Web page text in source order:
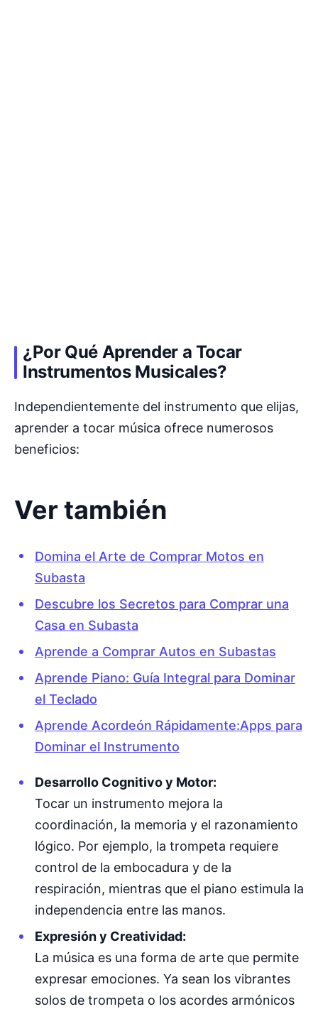
¿Por Qué Aprender a Tocar
Instrumentos Musicales?
Independientemente del instrumento que elijas,
aprender a tocar música ofrece numerosos
beneficios:
Ver también
Domina el Arte de Comprar Motos en
Subasta
Descubre los Secretos para Comprar una
Casa en Subasta
Aprende a Comprar Autos en Subastas
Aprende Piano: Guía Integral para Dominar
el Teclado
Aprende Acordeón Rápidamente:Apps para
Dominar el Instrumento
Desarrollo Cognitivo y Motor:
Tocar un instrumento mejora la
coordinación, la memoria y el razonamiento
lógico. Por ejemplo, la trompeta requiere
control de la embocadura y de la
respiración, mientras que el piano estimula la
independencia entre las manos.
Expresión y Creatividad:
La música es una forma de arte que permite
expresar emociones. Ya sean los vibrantes
solos de trompeta o los acordes armónicos